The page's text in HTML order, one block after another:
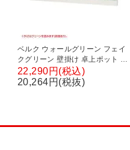
ベルク ウォールグリーン フェイ
クグリーン 壁掛け 卓上ポット ラ
インタイプ アイボリー 人工 造花
GR4341 幅910×奥行200×高さ
22,290円(税込)
20,264円(税抜)